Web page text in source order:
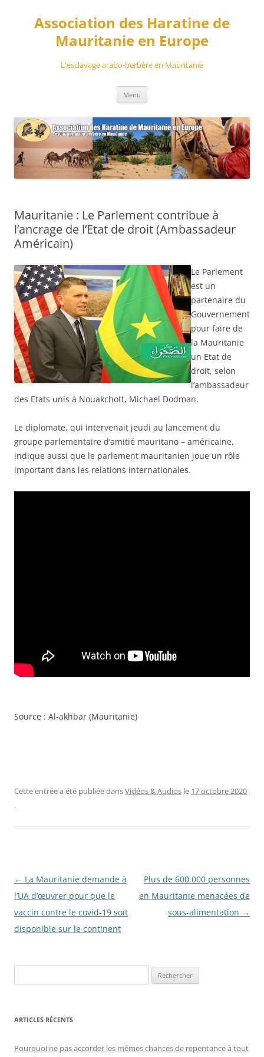
contenuAssociation des Haratine de
Mauritanie en Europe
L'esclavage arabo-berbère en Mauritanie
Menu
Mauritanie : Le Parlement contribue à
l’ancrage de l’Etat de droit (Ambassadeur
Américain)
Le Parlement
est un
partenaire du
Gouvernement
pour faire de
la Mauritanie
un Etat de
droit, selon
l’ambassadeur
des Etats unis à Nouakchott, Michael Dodman.
Le diplomate, qui intervenait jeudi au lancement du
groupe parlementaire d’amitié mauritano – américaine,
indique aussi que le parlement mauritanien joue un rôle
important dans les relations internationales.
Source : Al-akhbar (Mauritanie)
Cette entrée a été publiée dansVidéos & Audios le 17 octobre 2020
.
Navigation
des
articles
← La Mauritanie demande à
l’UA d’œuvrer pour que le
vaccin contre le covid-19 soit
disponible sur le continent
Plus de 600.000 personnes
en Mauritanie menacées de
sous-alimentation →
e
h
r
ARTICLES RÉCENTS
Pourquoi ne pas accorder les mêmes chances de repentance à tout